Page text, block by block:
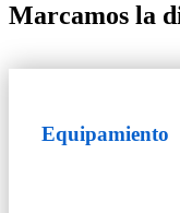
Marcamos la
Equipamiento